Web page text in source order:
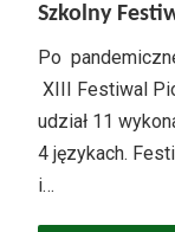
Szkolny
Po
XIII Festiwal
udział 11
4 językach.
i…